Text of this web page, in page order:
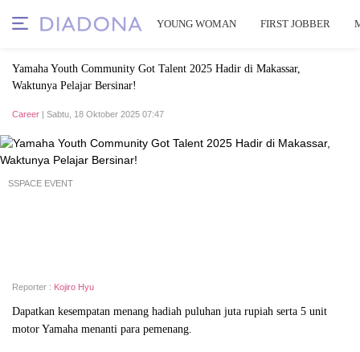
YOUNG WOMAN FIRST JOBBER
Yamaha Youth Community Got Talent 2025 Hadir di Makassar,
Waktunya Pelajar Bersinar!
Career | Sabtu, 18 Oktober 2025 07:47
SSPACE EVENT
Reporter : Kojiro Hyu
Dapatkan kesempatan menang hadiah puluhan juta rupiah serta 5 unit
motor Yamaha menanti para pemenang.